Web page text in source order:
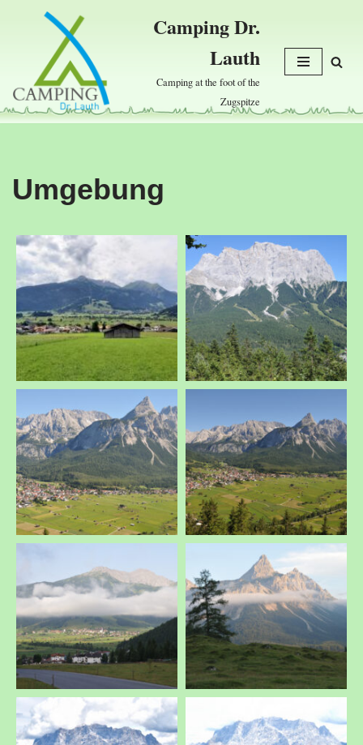
content
Camping Dr.
Lauth
Camping at the foot of the
Zugspitze
Umgebung